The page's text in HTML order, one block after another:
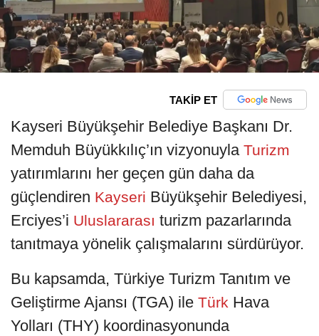
TAKİP ET
Kayseri Büyükşehir Belediye Başkanı Dr.
Memduh Büyükkılıç’ın vizyonuyla Turizm
yatırımlarını her geçen gün daha da
güçlendiren Kayseri Büyükşehir Belediyesi,
Erciyes’i Uluslararası turizm pazarlarında
tanıtmaya yönelik çalışmalarını sürdürüyor.
Bu kapsamda, Türkiye Turizm Tanıtım ve
Geliştirme Ajansı (TGA) ile Türk Hava
Yolları (THY) koordinasyonunda